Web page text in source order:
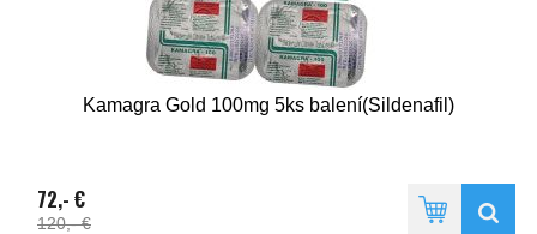
Kamagra Gold 100mg 5ks balení(Sildenafil)
72,- €
120,- €